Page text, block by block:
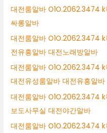
대전룸알바 O1O.2062.3474
싸롱알바
대전룸알바 O1O.2062.3474
전유흥알바 대전노래방알바
대전룸알바 O1O.2062.3474
대전유성룸알바 대전유흥알바
대전룸알바 O1O.2062.3474
보도사무실 대전야간알바
대전룸알바 O1O.2062.3474